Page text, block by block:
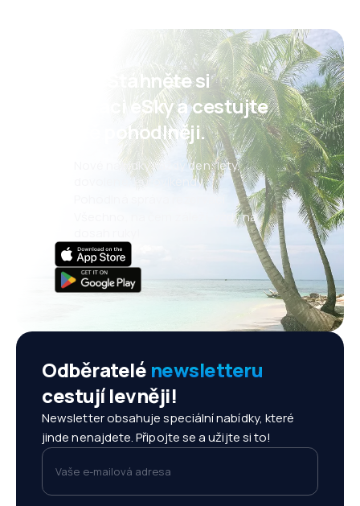
Psst! Stáhněte si
aplikaci eSky a cestujte
ještě pohodlněji.
Nové nabídky každý den: lety,
dovolené, eurovíkendy
Všechno, na čem záleží, vždy na
Odběratelé newsletteru
cestují levněji!
Newsletter obsahuje speciální nabídky, které
jinde nenajdete. Připojte se a užijte si to!
Vaše e-mailová adresa